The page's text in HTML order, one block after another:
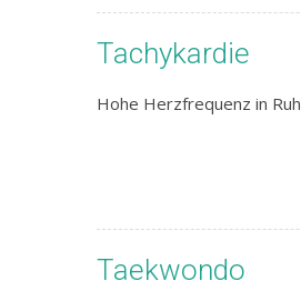
Tachykardie
Hohe Herzfrequenz in
Taekwondo